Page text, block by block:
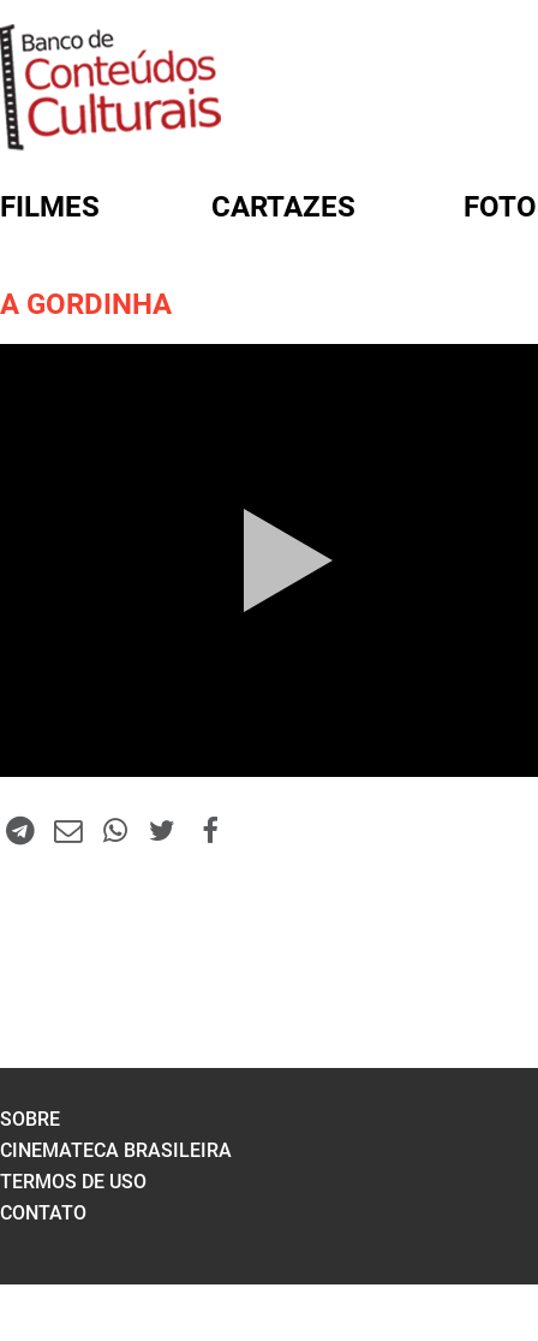
FILMES CARTAZES
A GORDINHA
SOBRE
CINEMATECA BRASILEIRA
TERMOS DE USO
CONTATO